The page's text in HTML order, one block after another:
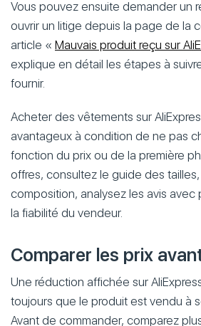
Vous pouvez ensuite demander un
ouvrir un litige depuis la page de la
article « Mauvais produit reçu sur
explique en détail les étapes à
fournir.
Acheter des vêtements sur
avantageux à condition de ne pas
fonction du prix ou de la première
offres, consultez le guide des
composition, analysez les avis
la fiabilité du vendeur.
Comparer les prix
Une réduction affichée sur
toujours que le produit est vendu à
Avant de commander, comparez